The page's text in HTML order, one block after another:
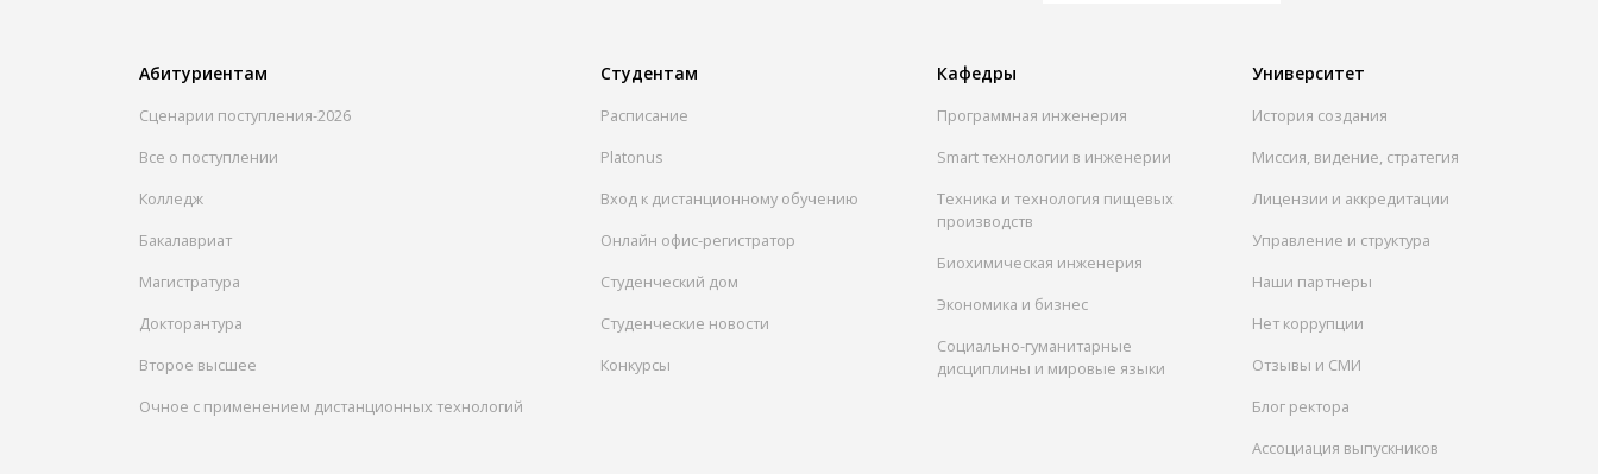
Абитуриентам
Сценарии поступления-2026
Все о поступлении
Колледж
Бакалавриат
Магистратура
Докторантура
Второе высшее
Очное с применением дистанционных технологий
Студентам
Расписание
Platonus
Вход к дистанционному обучению
Онлайн офис-регистратор
Студенческий дом
Студенческие новости
Конкурсы
Кафедры
Программная инженерия
Smart технологии в инженерии
Техника и технология пищевых
производств
Биохимическая инженерия
Экономика и бизнес
Социально-гуманитарные
дисциплины и мировые языки
Университет
История создания
Миссия, видение, стратегия
Лицензии и аккредитации
Управление и структура
Наши партнеры
Нет коррупции
Отзывы и СМИ
Блог ректора
Ассоциация выпускников